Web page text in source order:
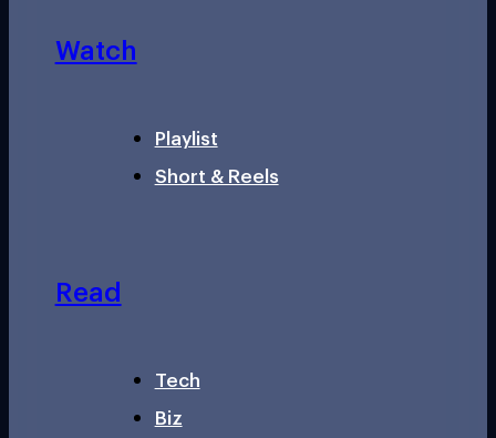
Watch
Playlist
Short & Reels
Read
Tech
Biz